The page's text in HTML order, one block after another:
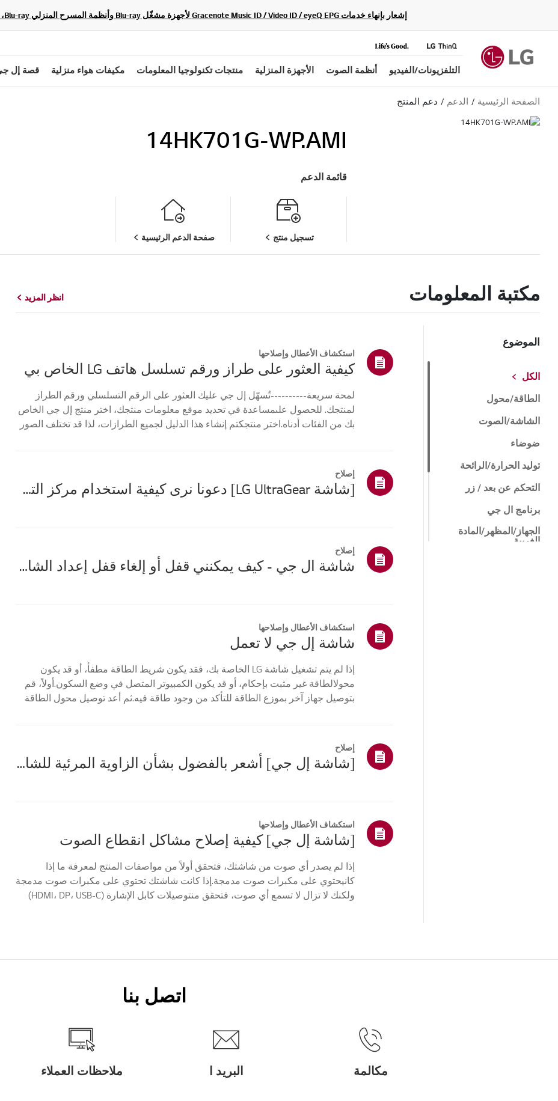
إشعار بإنهاء خدمات Gracenote Music ID / Video ID / eyeQ EPG لأجهزة مشغّل Blu-ray وأنظمة المسرح المنزلي Blu-ray، حيث لن تكون متاحة بعد الآن.
التلفزيونات/الفيديو أنظمة الصوت الأجهزة المنزلية منتجات تكنولوجيا المعلومات مكيفات هواء منزلية قصة إل
الصفحة الرئيسية الدعم دعم المنتج
14HK701G-WP.AMI
قائمة الدعم
تسجيل منتج صفحة الدعم الرئيسية
مكتبة المعلومات انظر المزيد
الموضوع
الكل
الطاقة/محول
الشاشة/الصوت
ضوضاء
توليد الحرارة/الرائحة
التحكم عن بعد / زر
برنامج ال جي
الجهاز/المظهر/المادة
الغريبة
استكشاف الأعطال وإصلاحها
كيفية العثور على طراز ورقم تسلسل هاتف LG الخاص بي
لمحة سريعة----------تُسهّل إل جي عليك العثور على الرقم التسلسلي ورقم الطراز
لمنتجك. للحصول علىمساعدة في تحديد موقع معلومات منتجك، اختر منتج إل جي الخاص
بك من الفئات أدناه.اختر منتجكتم إنشاء هذا الدليل لجميع الطرازات، لذا قد تختلف الصور
إصلاح
[شاشة LG UltraGear] دعونا نرى كيفية استخدام مركز التحكم UltraGear من LG
إصلاح
شاشة ال جي - كيف يمكنني قفل أو إلغاء قفل إعداد الشاشة (الزر)؟
استكشاف الأعطال وإصلاحها
شاشة إل جي لا تعمل
إذا لم يتم تشغيل شاشة LG الخاصة بك، فقد يكون شريط الطاقة مطفأً، أو قد يكون
محولالطاقة غير مثبت بإحكام، أو قد يكون الكمبيوتر المتصل في وضع السكون.أولاً، قم
بتوصيل جهاز آخر بموزع الطاقة للتأكد من وجود طاقة فيه.ثم أعد توصيل محول الطاقة
إصلاح
[شاشة إل جي] أشعر بالفضول بشأن الزاوية المرئية للشاشة
استكشاف الأعطال وإصلاحها
[شاشة إل جي] كيفية إصلاح مشاكل انقطاع الصوت
إذا لم يصدر أي صوت من شاشتك، فتحقق أولاً من مواصفات المنتج لمعرفة ما إذا
كانيحتوي على مكبرات صوت مدمجة.إذا كانت شاشتك تحتوي على مكبرات صوت مدمجة
ولكنك لا تزال لا تسمع أي صوت، فتحقق منتوصيلات كابل الإشارة (HDMI، DP، USB-C)
انظر المزيد
اتصل بنا
مكالمة البريد ا ملاحظات العملاء